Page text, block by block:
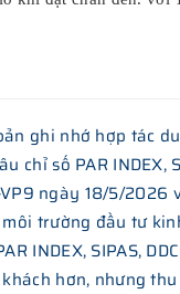
ghi nhớ hợp tác
chỉ số PAR INDEX,
ngày 18/5/
trường đầu tư
INDEX, SIPAS,
hơn, nhưng